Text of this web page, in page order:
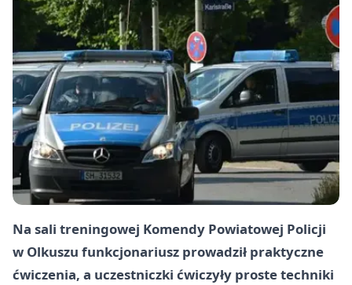
Na sali treningowej Komendy Powiatowej Policji
w Olkuszu funkcjonariusz prowadził praktyczne
ćwiczenia, a uczestniczki ćwiczyły proste techniki